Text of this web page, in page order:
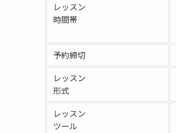
レッスン
時間帯
予約締切
レッスン
形式
レッスン
ツール